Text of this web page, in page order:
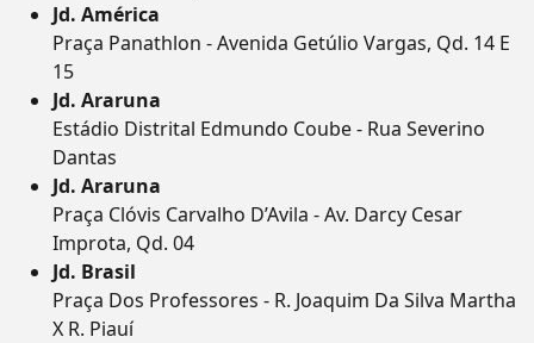
Jd. América
Praça Panathlon - Avenida Getúlio Vargas, Qd. 14 E
15
Jd. Araruna
Estádio Distrital Edmundo Coube - Rua Severino
Dantas
Jd. Araruna
Praça Clóvis Carvalho D’Avila - Av. Darcy Cesar
Improta, Qd. 04
Jd. Brasil
Praça Dos Professores - R. Joaquim Da Silva Martha
X R. Piauí